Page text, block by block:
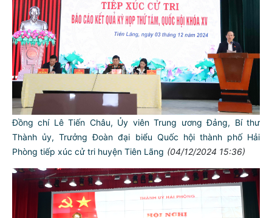
Đồng chí Lê Tiến Châu, Ủy viên Trung ương Đảng, Bí thư
Thành ủy, Trưởng Đoàn đại biểu Quốc hội thành phố Hải
Phòng tiếp xúc cử tri huyện Tiên Lãng (04/12/2024 15:36)